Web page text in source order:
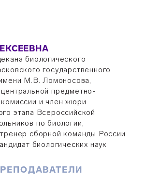
биологического
государственного
М.В. Ломоносова,
предметно-
и член жюри
этапа Всероссийской
по биологии,
сборной команды России
биологических наук